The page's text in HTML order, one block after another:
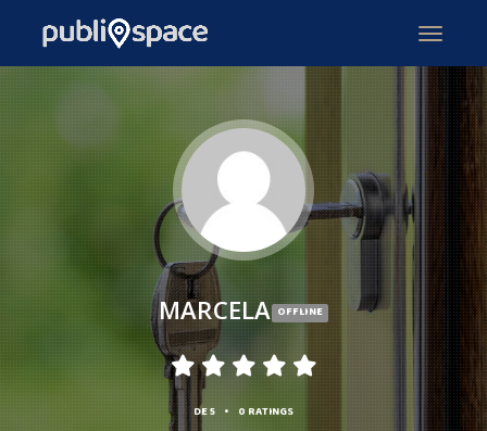
MARCELA OFFLINE
DE 5 • 0 RATINGS